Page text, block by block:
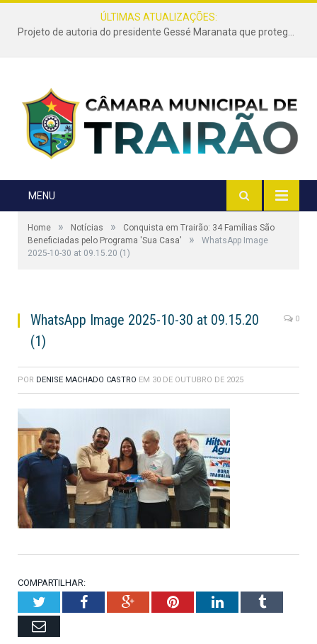
ÚLTIMAS ATUALIZAÇÕES:
Projeto de autoria do presidente Gessé Maranata que protege as estradas vicinais de Trairão é transformado em lei
MENU
Home » Notícias »
Conquista em Trairão: 34 Famílias São
Beneficiadas pelo Programa 'Sua Casa'
»
WhatsApp Image
2025-10-30 at 09.15.20 (1)
WhatsApp Image 2025-10-30 at 09.15.20
(1)
0
POR DENISE MACHADO CASTRO EM 30 DE OUTUBRO DE 2025
COMPARTILHAR:
TwitterFacebookGoogle+PinterestLinkedInTumblr
Email